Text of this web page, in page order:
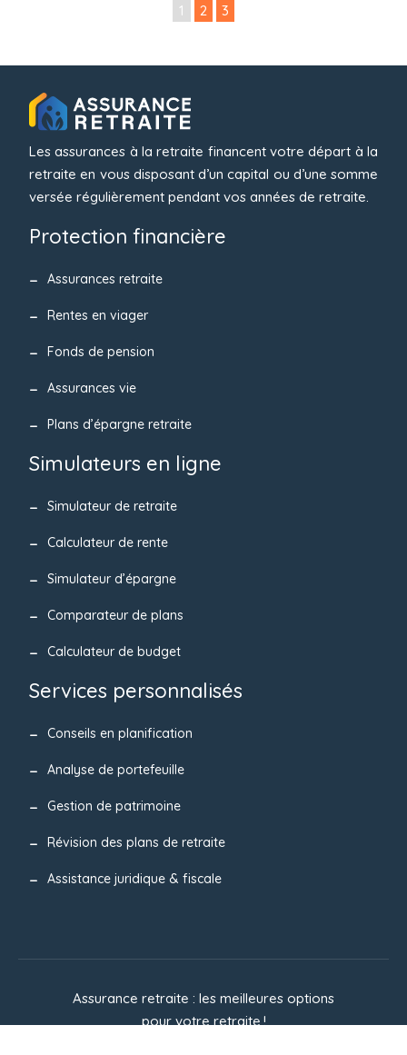
1 2 3
Les assurances à la retraite financent votre départ à la
retraite en vous disposant d’un capital ou d’une somme
versée régulièrement pendant vos années de retraite.
Protection financière
Assurances retraite
Rentes en viager
Fonds de pension
Assurances vie
Plans d’épargne retraite
Simulateurs en ligne
Simulateur de retraite
Calculateur de rente
Simulateur d’épargne
Comparateur de plans
Calculateur de budget
Services personnalisés
Conseils en planification
Analyse de portefeuille
Gestion de patrimoine
Révision des plans de retraite
Assistance juridique & fiscale
Assurance retraite : les meilleures options
pour votre retraite !